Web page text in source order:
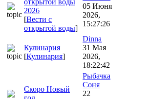
открытой воды
2026
[Вести с
открытой воды]
05 Июня
2026,
15:27:26
Кулинария
[Кулинария]
Dinna
31 Мая
2026,
18:22:42
Скоро Новый
Рыбачка
Соня
22